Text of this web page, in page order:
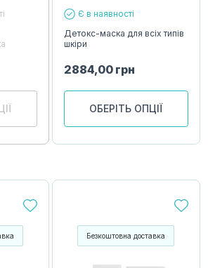
Є в наявності
Детокс-маска для всіх типів
шкіри
2884,00 грн
ОБЕРІТЬ ОПЦІЇ
Безкоштовна доставка